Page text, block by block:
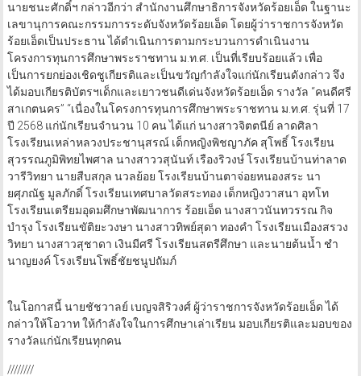
นายชนะศักดิ์ฯ กล่าวอีกว่า สำนักงานศึกษาธิการจังหวัดร้อยเอ็ด ในฐานะ
เลขานุการคณะกรรมการระดับจังหวัดร้อยเอ็ด โดยผู้ว่าราชการจังหวัด
ร้อยเอ็ดเป็นประธาน ได้ดำเนินการตามกระบวนการดำเนินงาน
โครงการทุนการศึกษาพระราชทาน ม.ท.ศ. เป็นที่เรียบร้อยแล้ว เพื่อ
เป็นการยกย่องเชิดชูเกียรติและเป็นขวัญกำลังใจแก่นักเรียนดังกล่าว จึง
ได้มอบเกียรติบัตรฯเด็กและเยาวชนดีเด่นจังหวัดร้อยเอ็ด รางวัล “คนดีศรี
สาเกตนคร” “เนื่องในโครงการทุนการศึกษาพระราชทาน ม.ท.ศ. รุ่นที่ 17
ปี 2568 แก่นักเรียนจำนวน 10 คน ได้แก่ นางสาวจิตตนีย์ ลาดศิลา
โรงเรียนเหล่าหลวงประชานุสรณ์ เด็กหญิงพิชญาภัค สุโพธิ์ โรงเรียน
สุวรรณภูมิพิทยไพศาล นางสาววสุนันท์ เรืองริวงษ์ โรงเรียนบ้านท่าลาด
วารีวิทยา นายสืบสกุล นวลย้อย โรงเรียนบ้านตาจ่อยหนองสระ นา
ยศุภณัฐ มูลภักดิ์ โรงเรียนเทศบาลวัดสระทอง เด็กหญิงวาสนา อุทโท
โรงเรียนเตรียมอุดมศึกษาพัฒนาการ ร้อยเอ็ด นางสาวนันทวรรณ กิจ
บำรุง โรงเรียนขัติยะวงษา นางสาวทิพย์สุดา ทองคำ โรงเรียนเมืองสรวง
วิทยา นางสาวสุชาดา เงินมีศรี โรงเรียนสตรีศึกษา และนายต้นน้ำ ชำ
นาญยงค์ โรงเรียนโพธิ์ชัยชนูปถัมภ์
ในโอกาสนี้ นายชัชวาลย์ เบญจสิริวงศ์ ผู้ว่าราชการจังหวัดร้อยเอ็ด ได้
กล่าวให้โอวาท ให้กำลังใจในการศึกษาเล่าเรียน มอบเกียรติและมอบของ
รางวัลแก่นักเรียนทุกคน
////////